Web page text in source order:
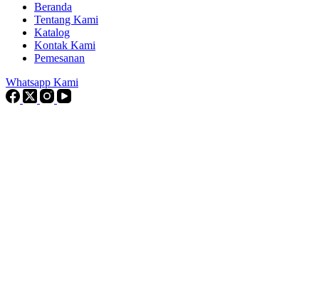
Beranda
Tentang Kami
Katalog
Kontak Kami
Pemesanan
Whatsapp Kami